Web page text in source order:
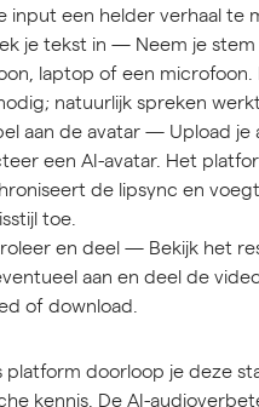
input een helder verhaal te
je tekst in — Neem je stem
laptop of een microfoon.
natuurlijk spreken
aan de avatar— Upload je
een AI-avatar. Het
de lipsync en
toe.
en deel— Bekijk het
aan en deel de video
of download.
platform doorloop je deze
kennis. De AI-